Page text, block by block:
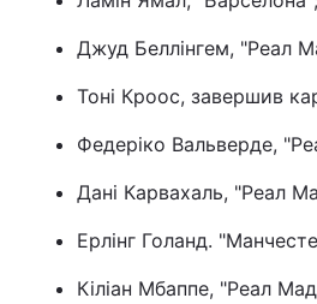
Джуд Беллінгем, "Реал
Тоні Кроос, завершив
Федеріко Вальверде,
Дані Карвахаль, "Реал
Ерлінг Голанд.
Кіліан Мбаппе, "Реал